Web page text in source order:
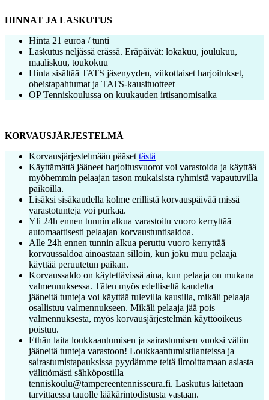
HINNAT JA LASKUTUS
Hinta 21 euroa / tunti
Laskutus neljässä erässä. Eräpäivät: lokakuu, joulukuu,
maaliskuu, toukokuu
Hinta sisältää TATS jäsenyyden, viikottaiset harjoitukset,
oheistapahtumat ja TATS-kausituotteet
OP Tenniskoulussa on kuukauden irtisanomisaika
KORVAUSJÄRJESTELMÄ
Korvausjärjestelmään pääset tästä
Käyttämättä jääneet harjoitusvuorot voi varastoida ja käyttää
myöhemmin pelaajan tason mukaisista ryhmistä vapautuvilla
paikoilla.
Lisäksi sisäkaudella kolme erillistä korvauspäivää missä
varastotunteja voi purkaa.
Yli 24h ennen tunnin alkua varastoitu vuoro kerryttää
automaattisesti pelaajan korvaustuntisaldoa.
Alle 24h ennen tunnin alkua peruttu vuoro kerryttää
korvaussaldoa ainoastaan silloin, kun joku muu pelaaja
käyttää peruutetun paikan.
Korvaussaldo on käytettävissä aina, kun pelaaja on mukana
valmennuksessa. Täten myös edelliseltä kaudelta
jääneitä tunteja voi käyttää tulevilla kausilla, mikäli pelaaja
osallistuu valmennukseen. Mikäli pelaaja jää pois
valmennuksesta, myös korvausjärjestelmän käyttöoikeus
poistuu.
Ethän laita loukkaantumisen ja sairastumisen vuoksi väliin
jääneitä tunteja varastoon! Loukkaantumistilanteissa ja
sairastumistapauksissa pyydämme teitä ilmoittamaan asiasta
välittömästi sähköpostilla
tenniskoulu@tampereentennisseura.fi. Laskutus laitetaan
tarvittaessa tauolle lääkärintodistusta vastaan.